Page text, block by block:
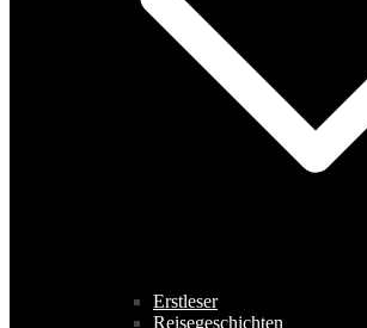
Erstleser
Reisegeschichten